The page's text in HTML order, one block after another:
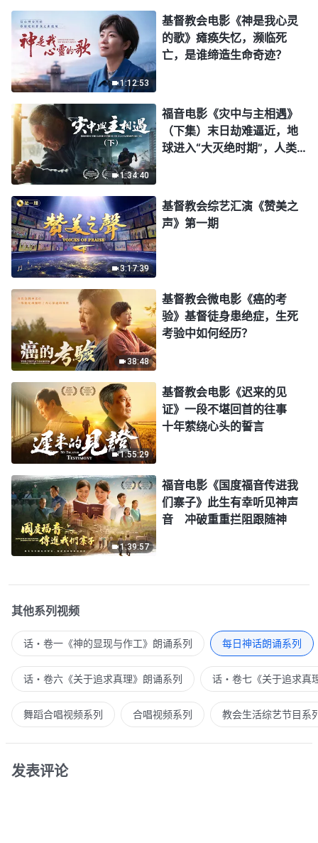
1:12:53
基督教会电影《神是我心灵
的歌》瘫痪失忆，濒临死
亡，是谁缔造生命奇迹？
1:34:40
福音电影《灾中与主相遇》
（下集）末日劫难逼近，地
球进入“大灭绝时期”，人类
3:17:39
基督教会综艺汇演《赞美之
声》第一期
38:48
基督教会微电影《癌的考
验》基督徒身患绝症，生死
考验中如何经历？
1:55:29
基督教会电影《迟来的见
证》一段不堪回首的往事
十年萦绕心头的誓言
1:39:57
福音电影《国度福音传进我
们寨子》此生有幸听见神声
音 冲破重重拦阻跟随神
其他系列视频
话・卷一《神的显现与作工》朗诵系列 每日神话朗诵系列
话・卷六《关于追求真理》朗诵系列 话・卷七《关于追求真
舞蹈合唱视频系列 合唱视频系列 教会生活综艺节目系
发表评论